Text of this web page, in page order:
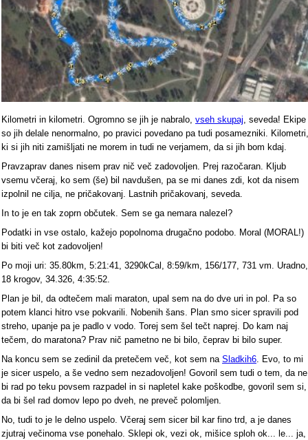
Kilometri in kilometri. Ogromno se jih je nabralo, vseh skupaj, seveda! Ekipe
so jih delale nenormalno, po pravici povedano pa tudi posamezniki. Kilometri,
ki si jih niti zamišljati ne morem in tudi ne verjamem, da si jih bom kdaj.
Pravzaprav danes nisem prav nič več zadovoljen. Prej razočaran. Kljub
vsemu včeraj, ko sem (še) bil navdušen, pa se mi danes zdi, kot da nisem
izpolnil ne cilja, ne pričakovanj. Lastnih pričakovanj, seveda.
In to je en tak zoprn občutek. Sem se ga nemara nalezel?
Podatki in vse ostalo, kažejo popolnoma drugačno podobo. Moral (MORAL!)
bi biti več kot zadovoljen!
Po moji uri: 35.80km, 5:21:41, 3290kCal, 8:59/km, 156/177, 731 vm. Uradno,
18 krogov, 34.326, 4:35:52.
Plan je bil, da odtečem mali maraton, upal sem na do dve uri in pol. Pa so
potem klanci hitro vse pokvarili. Nobenih šans. Plan smo sicer spravili pod
streho, upanje pa je padlo v vodo. Torej sem šel tečt naprej. Do kam naj
tečem, do maratona? Prav nič pametno ne bi bilo, čeprav bi bilo super.
Na koncu sem se zedinil da pretečem več, kot sem na Sladkih6. Evo, to mi
je sicer uspelo, a še vedno sem nezadovoljen! Govoril sem tudi o tem, da ne
bi rad po teku povsem razpadel in si napletel kake poškodbe, govoril sem si,
da bi šel rad domov lepo po dveh, ne preveč polomljen.
No, tudi to je le delno uspelo. Včeraj sem sicer bil kar fino trd, a je danes
zjutraj večinoma vse ponehalo. Sklepi ok, vezi ok, mišice sploh ok... le... ja,